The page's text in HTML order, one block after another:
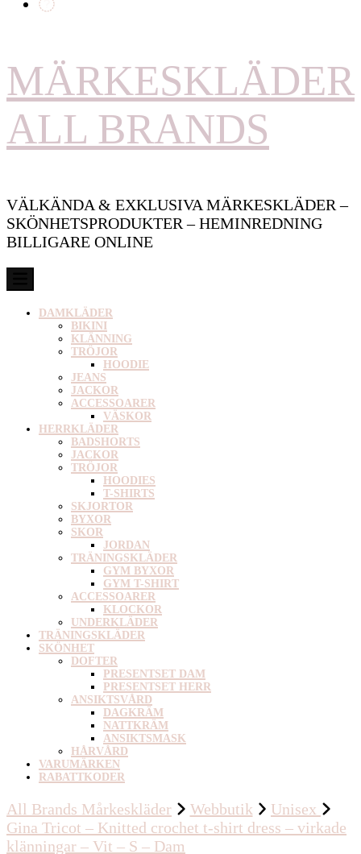
MÄRKESKLÄDER
ALL BRANDS
VÄLKÄNDA & EXKLUSIVA MÄRKESKLÄDER –
SKÖNHETSPRODUKTER – HEMINREDNING
BILLIGARE ONLINE
DAMKLÄDER
BIKINI
KLÄNNING
TRÖJOR
HOODIE
JEANS
JACKOR
ACCESSOARER
VÄSKOR
HERRKLÄDER
BADSHORTS
JACKOR
TRÖJOR
HOODIES
T-SHIRTS
SKJORTOR
BYXOR
SKOR
JORDAN
TRÄNINGSKLÄDER
GYM BYXOR
GYM T-SHIRT
ACCESSOARER
KLOCKOR
UNDERKLÄDER
TRÄNINGSKLÄDER
SKÖNHET
DOFTER
PRESENTSET DAM
PRESENTSET HERR
ANSIKTSVÅRD
DAGKRÄM
NATTKRÄM
ANSIKTSMASK
HÅRVÅRD
VARUMÄRKEN
RABATTKODER
All Brands Mårkeskläder Webbutik
Unisex
Gina Tricot – Knitted crochet t-shirt dress – virkade
klänningar – Vit – S – Dam